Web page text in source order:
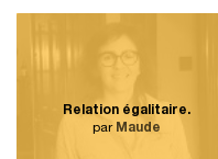
Relation égalitaire.
par Maude